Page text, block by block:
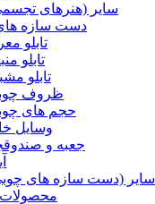
سایر (هنرهای
دست سازه
تابلو
تابلو
تابلو
ظروف
حجم های
وسایل
جعبه و
سایر (دست سازه های